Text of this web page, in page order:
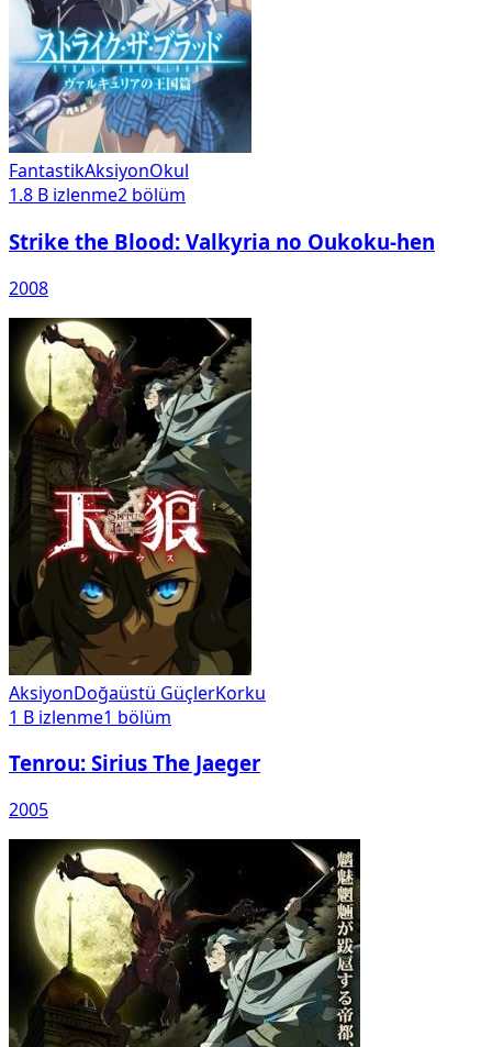
FantastikAksiyonOkul
1.8 B izlenme2 bölüm
Strike the Blood: Valkyria no Oukoku-hen
2008
AksiyonDoğaüstü GüçlerKorku
1 B izlenme1 bölüm
Tenrou: Sirius The Jaeger
2005